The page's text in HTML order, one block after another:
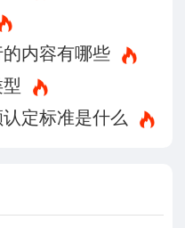
内容有哪些
定标准是什么